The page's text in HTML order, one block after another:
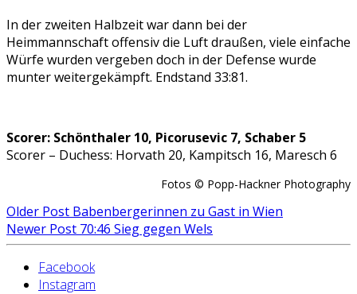
In der zweiten Halbzeit war dann bei der
Heimmannschaft offensiv die Luft draußen, viele einfache
Würfe wurden vergeben doch in der Defense wurde
munter weitergekämpft. Endstand 33:81.
Scorer: Schönthaler 10, Picorusevic 7, Schaber 5
Scorer – Duchess: Horvath 20, Kampitsch 16, Maresch 6
Fotos © Popp-Hackner Photography
Older Post Babenbergerinnen zu Gast in Wien
Newer Post 70:46 Sieg gegen Wels
Facebook
Instagram